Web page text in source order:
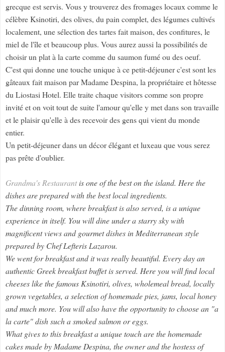
grecque est servis. Vous y trouverez des fromages locaux comme le
célèbre Ksinotiri, des olives, du pain complet, des légumes cultivés
localement, une sélection des tartes fait maison, des confitures, le
miel de l'île et beaucoup plus. Vous aurez aussi la possibilités de
choisir un plat à la carte comme du saumon fumé ou des oeuf.
C'est qui donne une touche unique à ce petit-déjeuner c'est sont les
gâteaux fait maison par Madame Despina, la propriétaire et hôtesse
du Liostasi Hotel. Elle traite chaque visitors comme son propre
invité et on voit tout de suite l'amour qu'elle y met dans son travaille
et le plaisir qu'elle à des recevoir des gens qui vient du monde
entier.
Un petit-déjeuner dans un décor élégant et luxeau que vous serez
pas prête d'oublier.
Grandma's Restaurantis one of the best on the island. Here the
dishes are prepared with the best local ingredients.
The dinning room, where breakfast is also served, is a unique
experience in itself. You will dine under a starry sky with
magnificent views and gourmet dishes in Mediterranean style
prepared by Chef Lefteris Lazarou.
We went for breakfast and it was really beautiful. Every day an
authentic Greek breakfast buffet is served. Here you will find local
cheeses like the famous Ksinotiri, olives, wholemeal bread, locally
grown vegetables, a selection of homemade pies, jams, local honey
and much more. You will also have the opportunity to choose an "a
la carte" dish such a smoked salmon or eggs.
What gives to this breakfast a unique touch are the homemade
cakes made by Madame Despina, the owner and the hostess of